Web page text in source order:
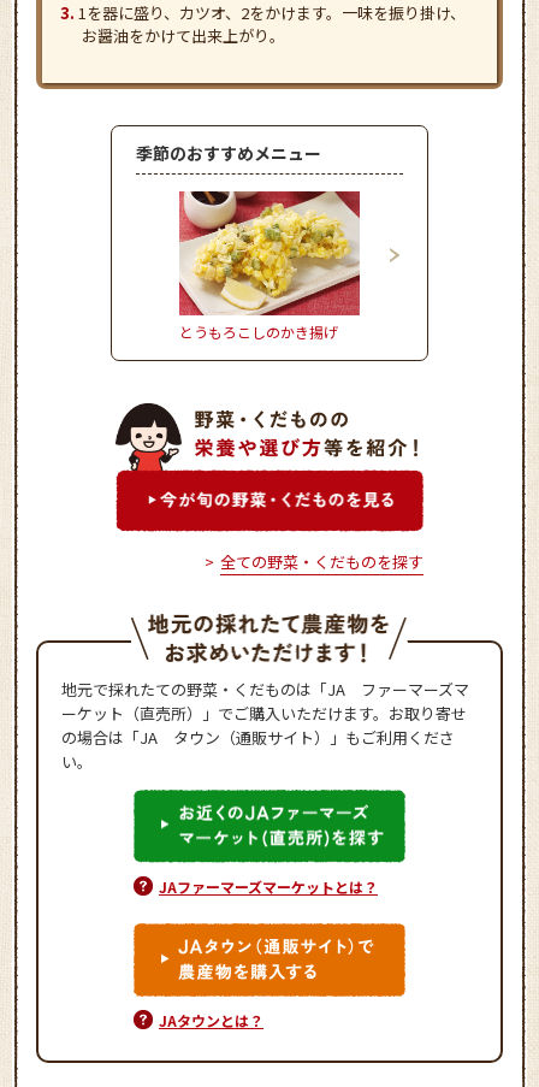
1を器に盛り、カツオ、2をかけます。一味を振り掛け、
お醤油をかけて出来上がり。
季節のおすすめメニュー
とうもろこしのかき揚げ
かぼちゃとれんこんの
サミコサラダ
全ての野菜・くだものを探す
地元で採れたての野菜・くだものは「JA ファーマーズマ
ーケット（直売所）」でご購入いただけます。お取り寄せ
の場合は「JA タウン（通販サイト）」もご利用くださ
い。
JAファーマーズマーケットとは？
JAタウンとは？